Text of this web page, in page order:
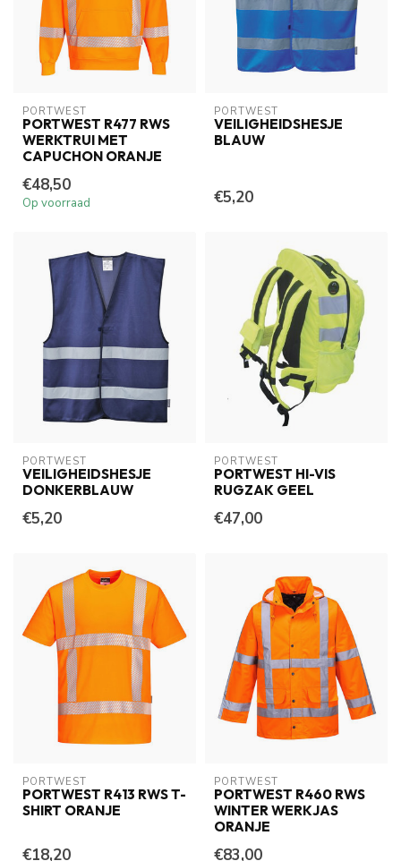
PORTWEST
PORTWEST R477 RWS
WERKTRUI MET
CAPUCHON ORANJE
€48,50
Op voorraad
PORTWEST
VEILIGHEIDSHESJE
BLAUW
€5,20
PORTWEST
VEILIGHEIDSHESJE
DONKERBLAUW
€5,20
PORTWEST
PORTWEST HI-VIS
RUGZAK GEEL
€47,00
PORTWEST
PORTWEST R413 RWS T-
SHIRT ORANJE
€18,20
PORTWEST
PORTWEST R460 RWS
WINTER WERKJAS
ORANJE
€83,00